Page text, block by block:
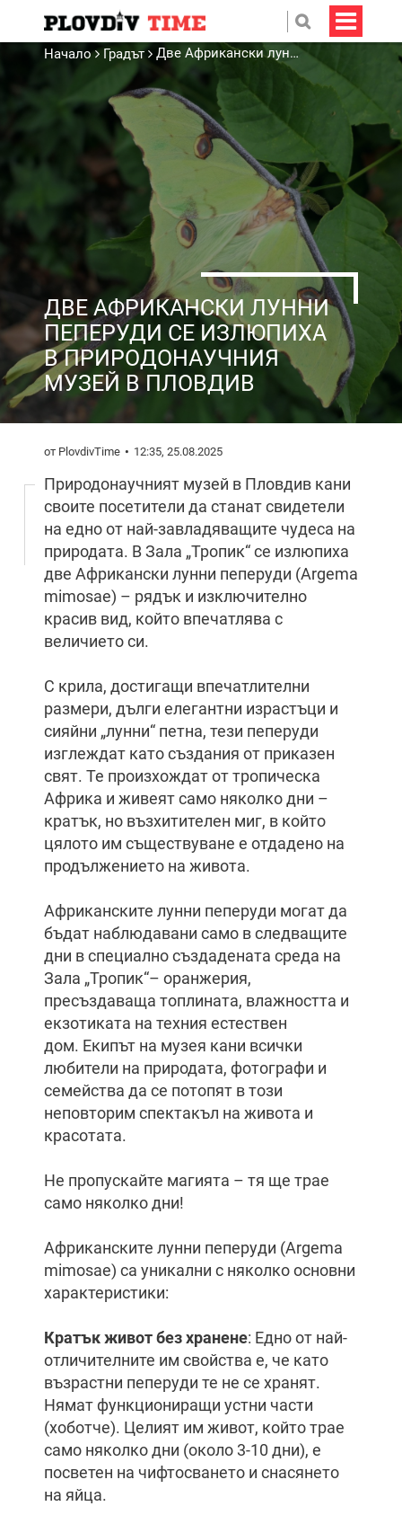
Начало Градът Две Африкански лунни пеперуди се излюпиха в Природонаучния музей в Пловдив
ДВЕ АФРИКАНСКИ ЛУННИ
ПЕПЕРУДИ СЕ ИЗЛЮПИХА
В ПРИРОДОНАУЧНИЯ
МУЗЕЙ В ПЛОВДИВ
от PlovdivTime 12:35, 25.08.2025
Природонаучният музей в Пловдив кани
своите посетители да станат свидетели
на едно от най-завладяващите чудеса на
природата. В Зала „Тропик“ се излюпиха
две Африкански лунни пеперуди (Argema
mimosae) – рядък и изключително
красив вид, който впечатлява с
величието си.
С крила, достигащи впечатлителни
размери, дълги елегантни израстъци и
сияйни „лунни“ петна, тези пеперуди
изглеждат като създания от приказен
свят. Те произхождат от тропическа
Африка и живеят само няколко дни –
кратък, но възхитителен миг, в който
цялото им съществуване е отдадено на
продължението на живота.
Африканските лунни пеперуди могат да
бъдат наблюдавани само в следващите
дни в специално създадената среда на
Зала „Тропик“– оранжерия,
пресъздаваща топлината, влажността и
екзотиката на техния естествен
дом. Екипът на музея кани всички
любители на природата, фотографи и
семейства да се потопят в този
неповторим спектакъл на живота и
красотата.
Не пропускайте магията – тя ще трае
само няколко дни!
Африканските лунни пеперуди (Argema
mimosae) са уникални с няколко основни
характеристики:
Кратък живот без хранене: Едно от най-
отличителните им свойства е, че като
възрастни пеперуди те не се хранят.
Нямат функциониращи устни части
(хоботче). Целият им живот, който трае
само няколко дни (около 3-10 дни), е
посветен на чифтосването и снасянето
на яйца.